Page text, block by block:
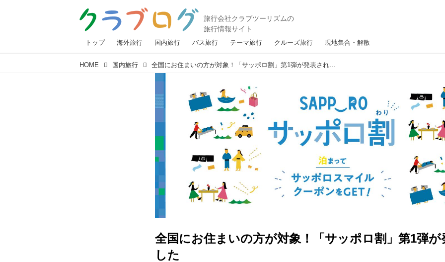
トップ 海外旅行 国内旅行 バス旅行 テーマ旅行 クルーズ旅行 現地集合・解散
HOME 国内旅行 全国にお住まいの方が対象！「サッポロ割」第1弾が発表されました
全国にお住まいの方が対象！「サッポロ割」第1弾
した